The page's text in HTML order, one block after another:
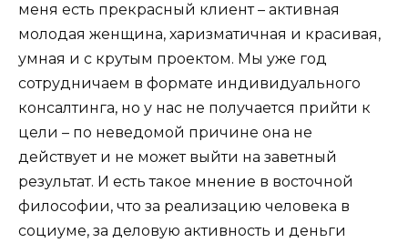
меня есть прекрасный клиент – активная
молодая женщина, харизматичная и красивая,
умная и с крутым проектом. Мы уже год
сотрудничаем в формате индивидуального
консалтинга, но у нас не получается прийти к
цели – по неведомой причине она не
действует и не может выйти на заветный
результат. И есть такое мнение в восточной
философии, что за реализацию человека в
социуме, за деловую активность и деньги